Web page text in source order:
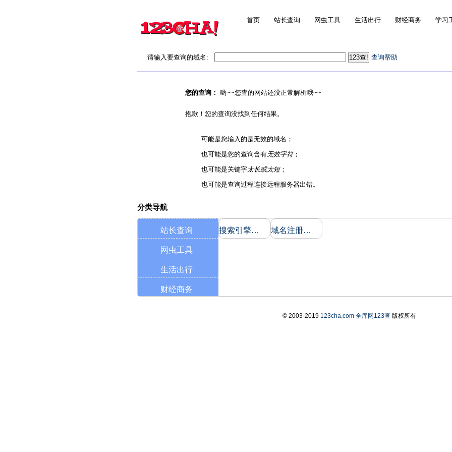
首页 站长查询 网虫工具 生活出行 财经商务 学习
请输入要查询的域名: 查询帮助
您的查询： 哟~~您查的网站还没正常解析哦~~
抱歉！您的查询没找到任何结果。
可能是您输入的是无效的域名；
也可能是您的查询含有无效字符；
也可能是关键字太长或太短；
也可能是查询过程连接远程服务器出错。
分类导航
站长查询
网虫工具
生活出行
财经商务
搜索引擎收录和反向链接 域名注册信息
© 2003-2019 123cha.com 全库网123查版权所有